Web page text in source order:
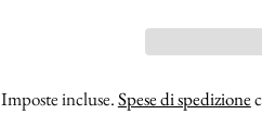
Imposte incluse.Spese di spedizione